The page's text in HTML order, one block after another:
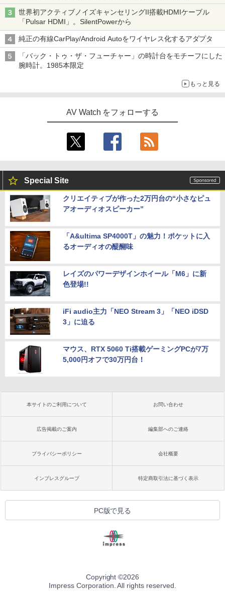
世界初アクティブノイズキャンセリングII搭載HDMIケーブル
「Pulsar HDMI」。SilentPowerから
純正の有線CarPlay/Android Autoをワイヤレス化するアダプタ
「バック・トゥ・ザ・フューチャー」の時計台をモチーフにした
腕時計。1985本限定
もっと見る
AV Watch をフォローする
Special Site
クリエイティブが作った2万円台の“小さなピュ
アオーディオスピーカー”
「A&ultima SP4000T」の魅力！ポケットに入
るオーディオの醍醐味
レイズのパワーデザインホイール「M6」に新
色登場!!
iFi audio主力「NEO Stream 3」「NEO iDSD
3」に迫る
マウス、RTX 5060 Ti搭載ゲーミングPCが7万
5,000円オフで30万円台！
本サイトのご利用について お問い合わせ
広告掲載のご案内 編集部へのご連絡
プライバシーポリシー 会社概要
インプレスグループ 特定商取引法に基づく表示
PC版で見る
Copyright ©2026
Impress Corporation. All rights reserved.